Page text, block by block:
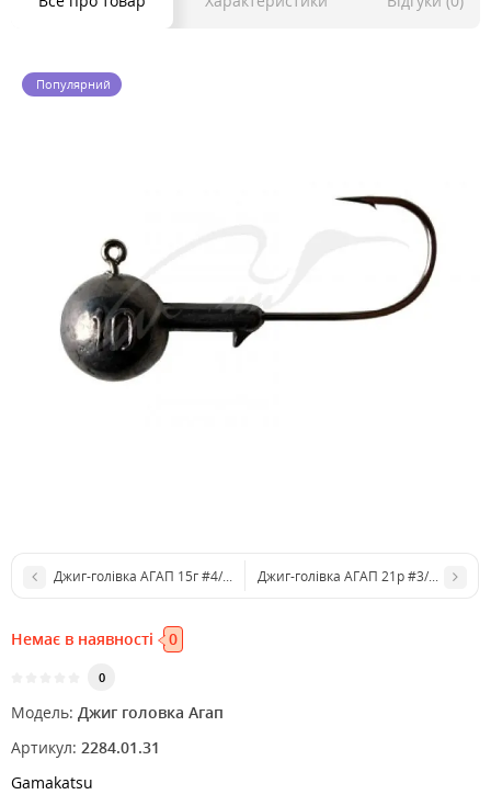
Популярний
Джиг-голівка АГАП 15г #4/0 GamakatsuДжиг-голівка АГАП 21р #3/0
Немає в наявності 0
0
Модель: Джиг головка Агап
Артикул: 2284.01.31
Gamakatsu